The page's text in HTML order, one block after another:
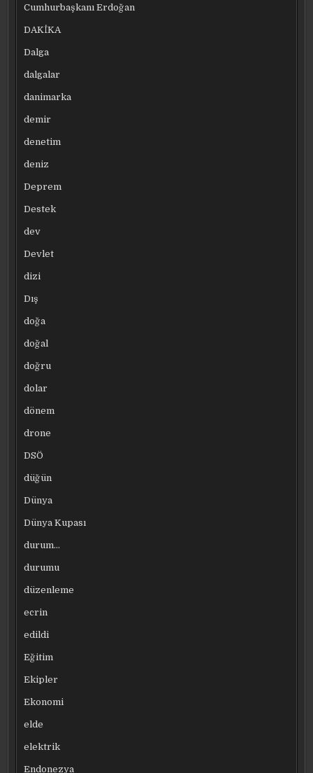
Cumhurbaşkanı Erdoğan
DAKİKA
Dalga
dalgalar
danimarka
demir
denetim
deniz
Deprem
Destek
dev
Devlet
dizi
Dış
doğa
doğal
doğru
dolar
dönem
drone
DSÖ
düğün
Dünya
Dünya Kupası
durum…
durumu
düzenleme
ecrin
edildi
Eğitim
Ekipler
Ekonomi
elde
elektrik
Endonezya